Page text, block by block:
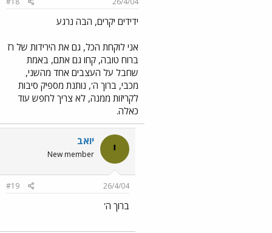
ידידים יקרים, הבה נרגע
אני לוקחת הכל, גם את הירידות של רז
ברוח טובה, קחו גם אתם, באמת
שחבל על העצבים אחד מהשני,
מכבי, ברוך ה', נותנת מספיק סיבות
לקריזות ממנה, לא צריך לחפש עוד
כאלה.
י יוֹאב
New member
26/4/04
#19
ברוך ה'